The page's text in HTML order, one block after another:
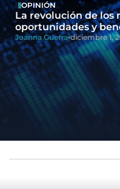
OPINIÓN
La revolución de
oportunidades y
Joanna Guerra diciembre 1,